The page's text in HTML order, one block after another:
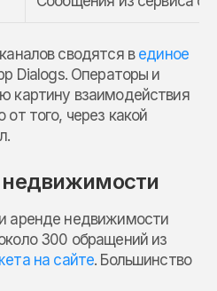
сводятся в единое
Dialogs. Операторы и
картину взаимодействия
того, через какой
недвижимости
аренде недвижимости
300 обращений из
на сайте. Большинство